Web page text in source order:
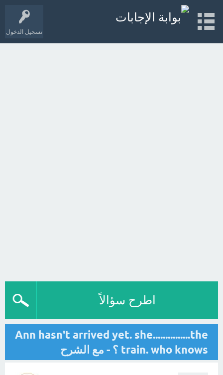
تسجيل الدخول
اطرح سؤالاً
Ann hasn't arrived yet. she...............the
train. who knows ؟ - مع الشرح